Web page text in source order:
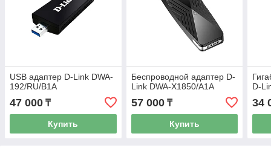
USB адаптер D-Link DWA-
192/RU/B1A
47 000 ₸
Купить
Беспроводной адаптер D-
Link DWA-X1850/A1A
57 000₸
Купить
D-
34